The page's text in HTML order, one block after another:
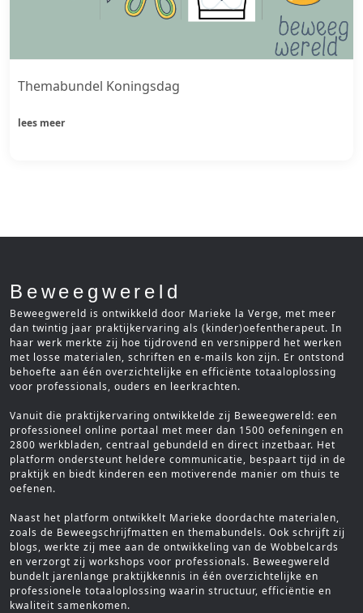
Themabundel Koningsdag
lees meer
Beweegwereld
Beweegwereld is ontwikkeld door Marieke la Verge, met meer
dan twintig jaar praktijkervaring als (kinder)oefentherapeut. In
haar werk merkte zij hoe tijdrovend en versnipperd het werken
met losse materialen, schriften en e-mails kon zijn. Er ontstond
behoefte aan één overzichtelijke en efficiënte totaaloplossing
voor professionals, ouders en leerkrachten.
Vanuit die praktijkervaring ontwikkelde zij Beweegwereld: een
professioneel online portaal met meer dan 1500 oefeningen en
2800 werkbladen, centraal gebundeld en direct inzetbaar. Het
platform ondersteunt heldere communicatie, bespaart tijd in de
praktijk en biedt kinderen een motiverende manier om thuis te
oefenen.
Naast het platform ontwikkelt Marieke doordachte materialen,
zoals de Beweegschrijfmatten en themabundels. Ook schrijft zij
blogs, werkte zij mee aan de ontwikkeling van de Wobbelcards
en verzorgt zij workshops voor professionals. Beweegwereld
bundelt jarenlange praktijkkennis in één overzichtelijke en
professionele totaaloplossing waarin structuur, efficiëntie en
kwaliteit samenkomen.